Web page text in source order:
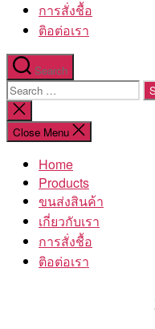
การสั่งชื้อ
ติอต่อเรา
Search
Search
for:
Close
search
Close Menu
Home
Products
ขนส่งสินค้า
เกี่ยวกับเรา
การสั่งชื้อ
ติอต่อเรา